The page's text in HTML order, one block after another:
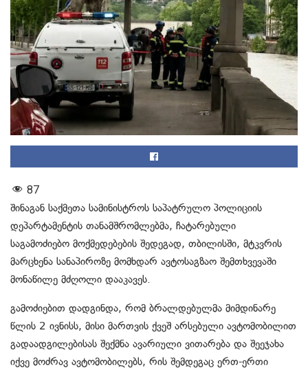
87
შინაგან საქმეთა სამინისტროს საპატრულო პოლიციის
დეპარტამენტის თანამშრომლებმა, ჩატარებული
საგამოძიებო მოქმედებების შედეგად, თბილისში, მტკვრის
მარცხენა სანაპიროზე მომხდარ ავტოსაგზაო შემთხვევაში
მონაწილე მძღოლი დააკავეს.
გამოძიებით დადგინდა, რომ ბრალდებულმა მიმდინარე
წლის 2 ივნისს, მისი მართვის ქვეშ არსებული ავტომობილით
გადაადგილებისას შექმნა ავარიული ვითარება და შეეჯახა
იქვე მოძრავ ავტომობილებს, რის შემდეგაც ერთ-ერთი